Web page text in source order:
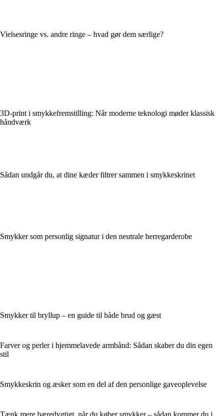
Vielsesringe vs. andre ringe – hvad gør dem særlige?
3D-print i smykkefremstilling: Når moderne teknologi møder klassisk
håndværk
Sådan undgår du, at dine kæder filtrer sammen i smykkeskrinet
Smykker som personlig signatur i den neutrale herregarderobe
Smykker til bryllup – en guide til både brud og gæst
Farver og perler i hjemmelavede armbånd: Sådan skaber du din egen
stil
Smykkeskrin og æsker som en del af den personlige gaveoplevelse
Tænk mere bæredygtigt, når du køber smykker – sådan kommer du i